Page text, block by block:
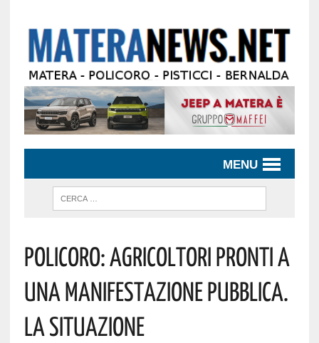
MENU
Policoro: Agricoltori Pronti A
Una Manifestazione Pubblica.
La Situazione